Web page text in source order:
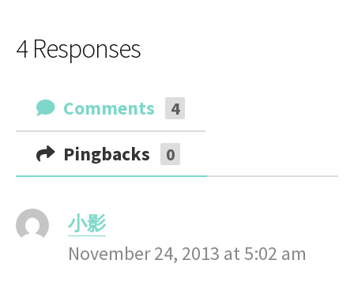
4 Responses
Comments 4
Pingbacks 0
小影
a
November 24, 2013 at 5:02 am